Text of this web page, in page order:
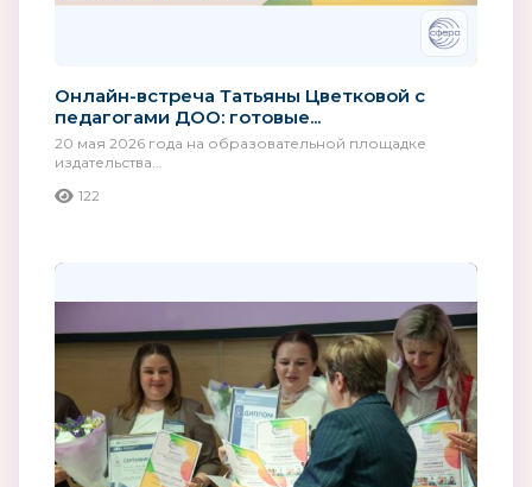
Онлайн-встреча Татьяны Цветковой с
педагогами ДОО: готовые...
20 мая 2026 года на образовательной площадке
издательства...
122